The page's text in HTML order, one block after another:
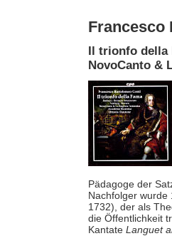
Francesco
Il trionfo della
NovoCanto &
Pädagoge der
Nachfolger
1732), der als
die Öffentlichkeit
Kantate Languet